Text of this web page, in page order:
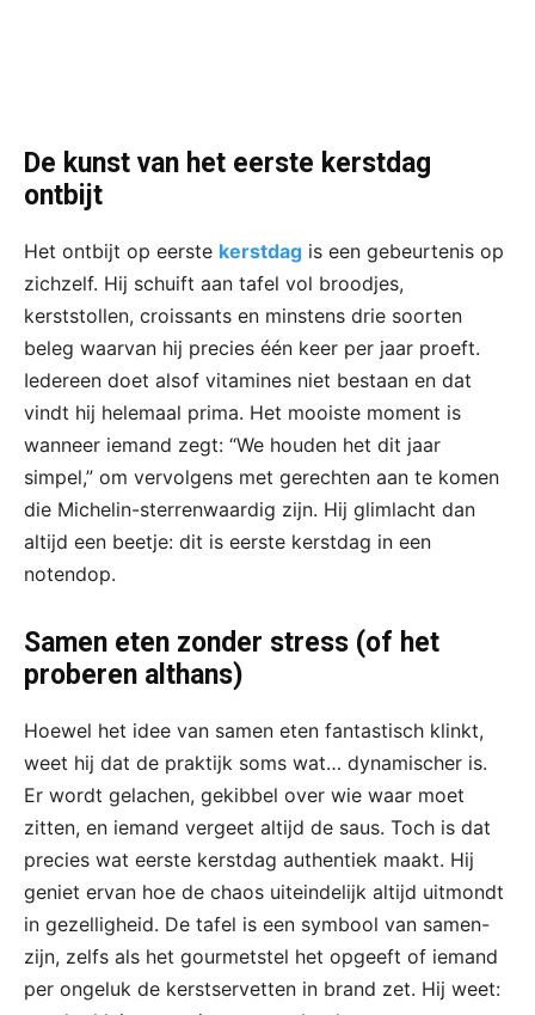
De kunst van het eerste kerstdag
ontbijt
Het ontbijt op eerste kerstdag is een gebeurtenis op
zichzelf. Hij schuift aan tafel vol broodjes,
kerststollen, croissants en minstens drie soorten
beleg waarvan hij precies één keer per jaar proeft.
Iedereen doet alsof vitamines niet bestaan en dat
vindt hij helemaal prima. Het mooiste moment is
wanneer iemand zegt: “We houden het dit jaar
simpel,” om vervolgens met gerechten aan te komen
die Michelin-sterrenwaardig zijn. Hij glimlacht dan
altijd een beetje: dit is eerste kerstdag in een
notendop.
Samen eten zonder stress (of het
proberen althans)
Hoewel het idee van samen eten fantastisch klinkt,
weet hij dat de praktijk soms wat… dynamischer is.
Er wordt gelachen, gekibbel over wie waar moet
zitten, en iemand vergeet altijd de saus. Toch is dat
precies wat eerste kerstdag authentiek maakt. Hij
geniet ervan hoe de chaos uiteindelijk altijd uitmondt
in gezelligheid. De tafel is een symbool van samen-
zijn, zelfs als het gourmetstel het opgeeft of iemand
per ongeluk de kerstservetten in brand zet. Hij weet: